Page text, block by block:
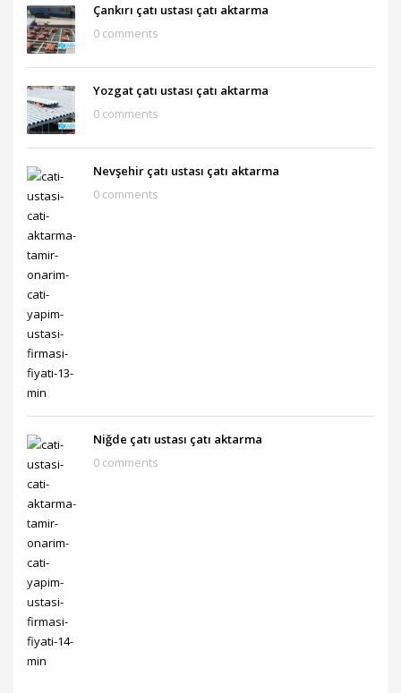
Çankırı çatı ustası çatı aktarma
0 comments
Yozgat çatı ustası çatı aktarma
0 comments
Nevşehir çatı ustası çatı aktarma
0 comments
Niğde çatı ustası çatı aktarma
0 comments